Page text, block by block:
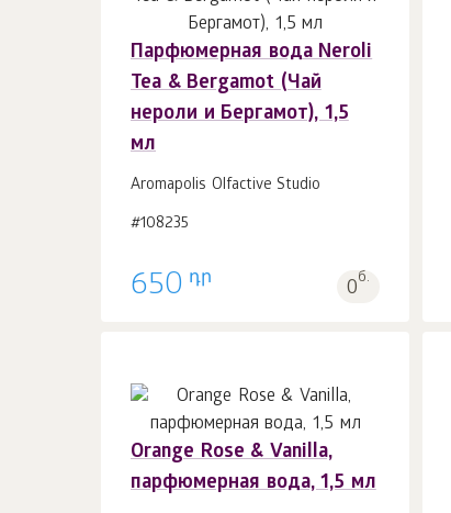
Парфюмерная вода Neroli
Tea & Bergamot (Чай
нероли и Бергамот), 1,5
мл
Aromapolis Olfactive Studio
#108235
650 դր 0б.
В корзину 1шт.
Orange Rose & Vanilla,
парфюмерная вода, 1,5 мл